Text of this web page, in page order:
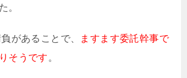
。
があることで、
ますます委託幹事で
そうです 。